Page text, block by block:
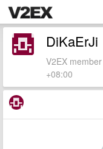
DiKaErJi
V2EX
+08:00